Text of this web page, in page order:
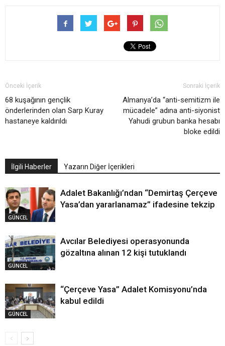
Önceki İçerik
68 kuşağının gençlik
önderlerinden olan Sarp Kuray
hastaneye kaldırıldı
Sonraki İçerik
Almanya’da “anti-semitizm ile
mücadele” adına anti-siyonist
Yahudi grubun banka hesabı
bloke edildi
İlgili Haberler Yazarın Diğer İçerikleri
GÜNCEL
Adalet Bakanlığı’ndan “Demirtaş Çerçeve
Yasa’dan yararlanamaz” ifadesine tekzip
GÜNCEL
Avcılar Belediyesi operasyonunda
gözaltına alınan 12 kişi tutuklandı
GÜNCEL
“Çerçeve Yasa” Adalet Komisyonu’nda
kabul edildi